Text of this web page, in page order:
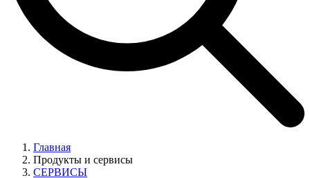
Главная
Продукты и сервисы
СЕРВИСЫ